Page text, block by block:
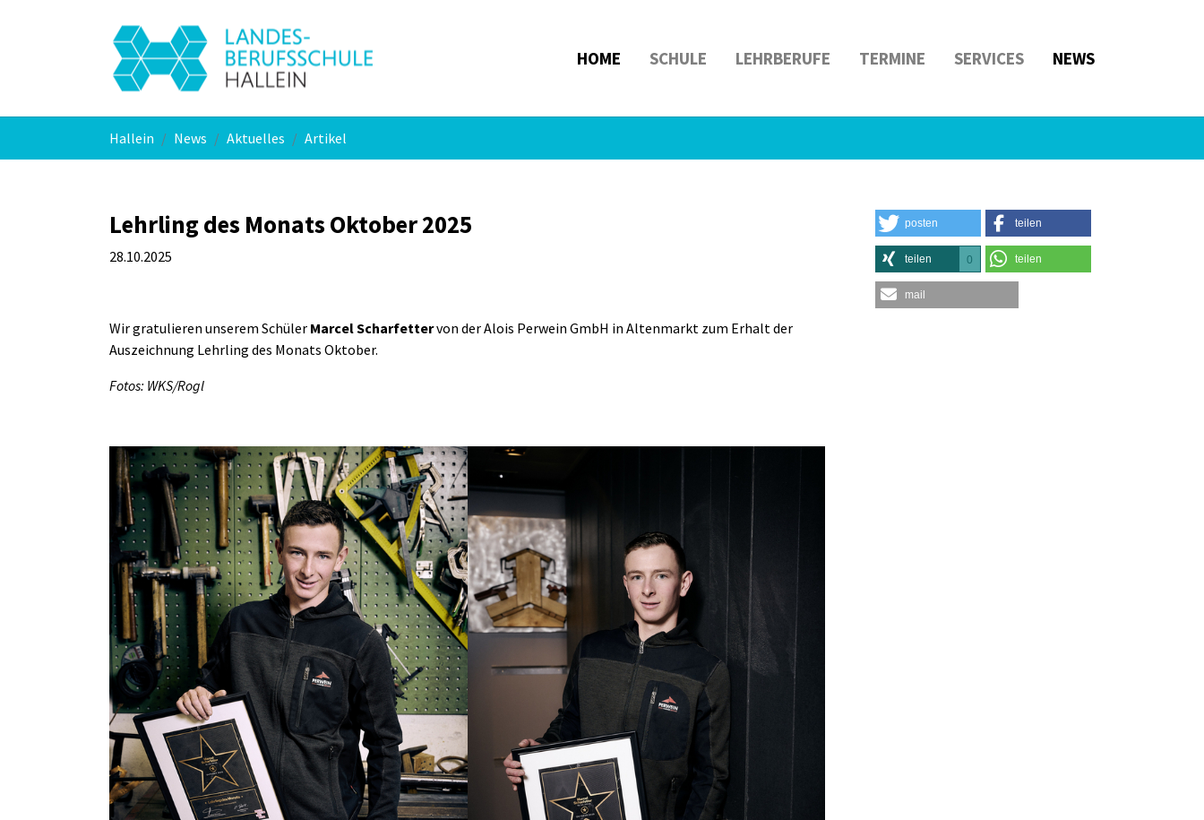
HOME SCHULE LEHRBERUFE TERMINE SERVICES NEWS
Hallein News Aktuelles Artikel
Lehrling des Monats Oktober 2025
28.10.2025
Wir gratulieren unserem Schüler Marcel Scharfettervon der Alois Perwein GmbH in Altenmarkt zum Erhalt der
Auszeichnung Lehrling des Monats Oktober.
Fotos: WKS/Rogl
Show larger version Show larger version
posten teilen
teilen 0 teilen
mail